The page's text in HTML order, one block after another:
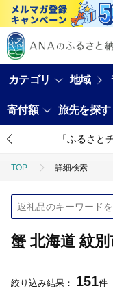
カテゴリ 地域
寄付額 旅先を探す
「ふるさと
TOP 詳細検索
蟹 北海道 紋
絞り込み結果： 151件